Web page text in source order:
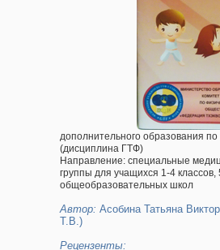
дополнительного образования по
(дисциплина ГТФ)
Направление: специальные
группы для учащихся 1-4 классов,
общеобразовательных школ
Автор: Асобина Татьяна
Т.В.)
Рецензенты: